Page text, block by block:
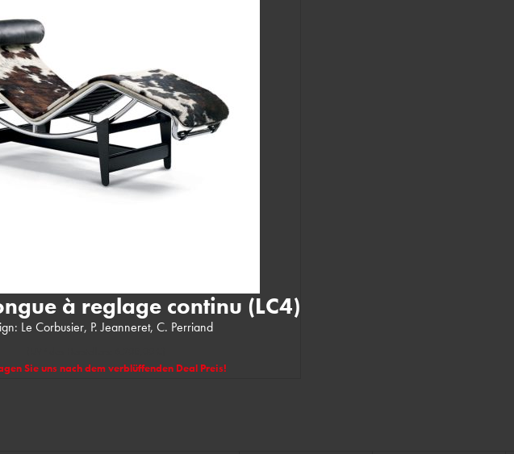
à reglage continu (LC4)
Le Corbusier, P. Jeanneret, C. Perriand
Sie uns nach dem verblüffenden Deal Preis!